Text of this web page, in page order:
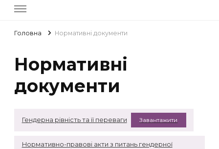
Головна Нормативні документи
Нормативні
документи
Гендерна рівність та її переваги Завантажити
Нормативно-правові акти з питань гендерної